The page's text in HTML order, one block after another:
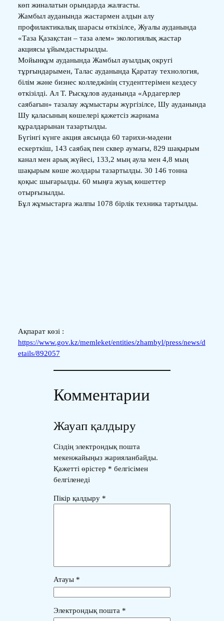
көп жиналатын орындарда жалғасты.
Жамбыл ауданында жастармен алдын алу
профилактикалық шарасы өткізілсе, Жуалы ауданында
«Таза Қазақстан – таза әлем» экологиялық жастар
акциясы ұйымдастырылды.
Мойынқұм ауданында Жамбыл ауылдық округі
тұрғындарымен, Талас ауданында Қаратау технология,
білім және бизнес колледжінің студенттерімен кездесу
өткізілді. Ал Т. Рысқұлов ауданында «Ардагерлер
саябағын» тазалау жұмыстары жүргізілсе, Шу ауданында
Шу қаласының көшелері қажетсіз жарнама
құралдарынан тазартылды.
Бүгінгі күнге акция аясында 60 тарихи-мәдени
ескерткіш, 143 саябақ пен сквер аумағы, 829 шақырым
канал мен арық жүйесі, 133,2 мың аула мен 4,8 мың
шақырым көше жолдары тазартылды. 30 146 тонна
қоқыс шығарылды. 60 мыңға жуық көшеттер
отырғызылды.
Бұл жұмыстарға жалпы 1078 бірлік техника тартылды.
Ақпарат көзі :
https://www.gov.kz/memleket/entities/zhambyl/press/news/d
etails/892057
Комментарии
Жауап қалдыру
Сіздің электрондық пошта
мекенжайыңыз жарияланбайды.
Қажетті өрістер * белгісімен
белгіленеді
Пікір қалдыру *
Атауы *
Электрондық пошта *